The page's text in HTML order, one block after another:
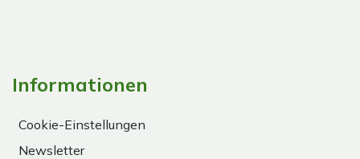
Informationen
Cookie-Einstellungen
Newsletter